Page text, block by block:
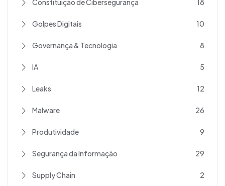
Golpes Digitais 10
Governança & Tecnologia 8
IA 5
Leaks 12
Malware 26
Produtividade 9
Segurança da Informação 29
Supply Chain 2